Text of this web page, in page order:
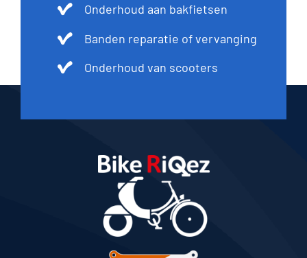
Onderhoud aan bakfietsen
Banden reparatie of vervanging
Onderhoud van scooters